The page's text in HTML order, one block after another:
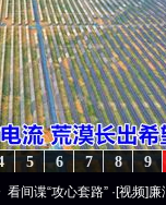
9
8
7
6
5
套路”·[视频]廉洁文化中国